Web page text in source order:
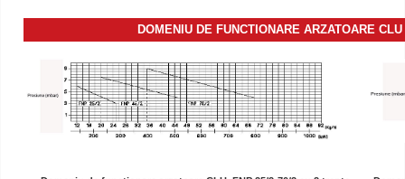
DOMENIU DE FUNCTIONARE ARZATOARE